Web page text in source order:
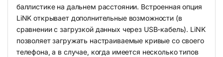
баллистике на дальнем расстоянии. Встроенная опция
LiNK открывает дополнительные возможности (в
сравнении с загрузкой данных через USB-кабель). LiNK
позволяет загружать настраиваемые кривые со своего
телефона, а в случае, когда имеется несколько типов